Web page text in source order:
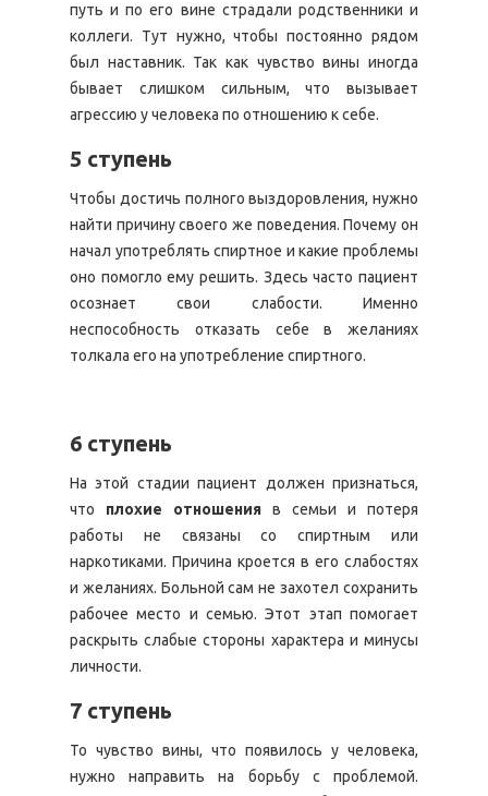
путь и по его вине страдали родственники и
коллеги. Тут нужно, чтобы постоянно рядом
был наставник. Так как чувство вины иногда
бывает слишком сильным, что вызывает
агрессию у человека по отношению к себе.
5 ступень
Чтобы достичь полного выздоровления, нужно
найти причину своего же поведения. Почему он
начал употреблять спиртное и какие проблемы
оно помогло ему решить. Здесь часто пациент
осознает свои слабости. Именно
неспособность отказать себе в желаниях
толкала его на употребление спиртного.
6 ступень
На этой стадии пациент должен признаться,
что плохие отношения в семьи и потеря
работы не связаны со спиртным или
наркотиками. Причина кроется в его слабостях
и желаниях. Больной сам не захотел сохранить
рабочее место и семью. Этот этап помогает
раскрыть слабые стороны характера и минусы
личности.
7 ступень
То чувство вины, что появилось у человека,
нужно направить на борьбу с проблемой.